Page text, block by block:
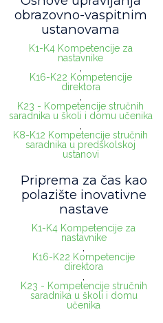
obrazovno-vaspitnim
ustanovama
K1-K4 Kompetencije za
nastavnike
K16-K22 Kompetencije
direktora
K23 - Kompetencije stručnih
saradnika u školi i domu učenika
K8-K12 Kompetencije stručnih
saradnika u predškolskoj
ustanovi
Priprema za čas kao
polazište inovativne
nastave
K1-K4 Kompetencije za
nastavnike
K16-K22 Kompetencije
direktora
K23 - Kompetencije stručnih
saradnika u školi i domu
učenika